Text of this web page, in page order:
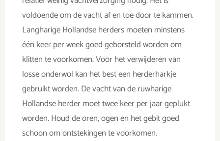
voldoende om de vacht af en toe door te kammen.
Langharige Hollandse herders moeten minstens
één keer per week goed geborsteld worden om
klitten te voorkomen. Voor het verwijderen van
losse onderwol kan het best een herderharkje
gebruikt worden. De vacht van de ruwharige
Hollandse herder moet twee keer per jaar geplukt
worden. Houd de oren, ogen en het gebit goed
schoon om ontstekingen te voorkomen.